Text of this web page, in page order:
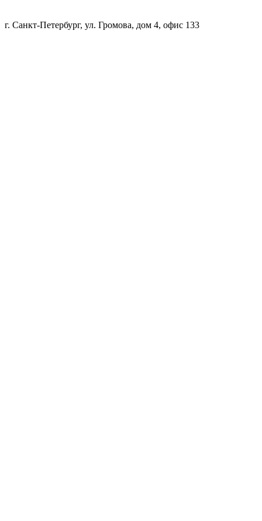
г. Санкт-Петербург, ул. Громова, дом 4, офис 133